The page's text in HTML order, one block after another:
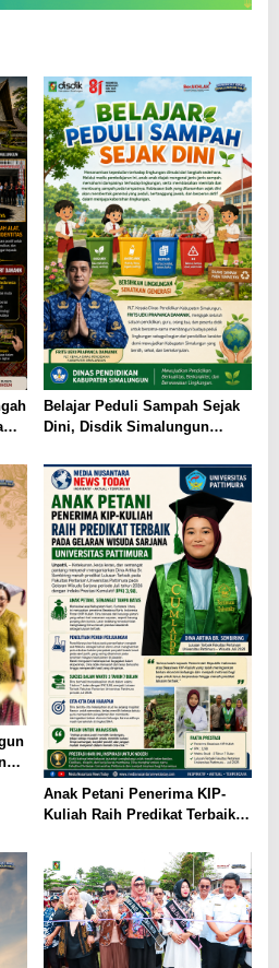
Belajar Peduli Sampah Sejak
Dini, Disdik Simalungun
Berwawasan Lingkungan
Anak Petani Penerima KIP-
Kuliah Raih Predikat Terbaik
Universitas Pattimura